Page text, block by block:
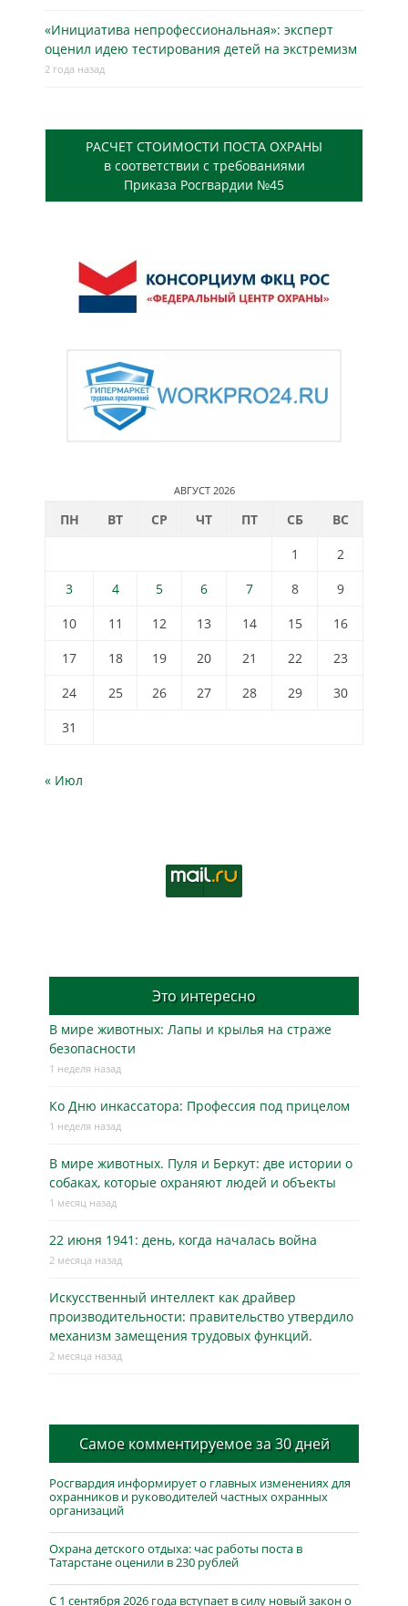
«Инициатива непрофессиональная»: эксперт
оценил идею тестирования детей на экстремизм
2 года назад
РАСЧЕТ СТОИМОСТИ ПОСТА ОХРАНЫ
в соответствии с требованиями
Приказа Росгвардии №45
АВГУСТ 2026
ПН ВТ СР ЧТ ПТ СБ
ВС
1
2
3
4 5 6 7 8
9
10
11 12 13 14 15
16
17
18 19 20 21 22
23
24
25 26 27 28 29
30
31
« Июл
Это интересно
В мире животных: Лапы и крылья на страже
безопасности
1 неделя назад
Ко Дню инкассатора: Профессия под прицелом
1 неделя назад
В мире животных. Пуля и Беркут: две истории о
собаках, которые охраняют людей и объекты
1 месяц назад
22 июня 1941: день, когда началась война
2 месяца назад
Искусственный интеллект как драйвер
производительности: правительство утвердило
механизм замещения трудовых функций.
2 месяца назад
Самое комментируемое за 30 дней
Росгвардия информирует о главных изменениях для
охранников и руководителей частных охранных
организаций
Охрана детского отдыха: час работы поста в
Татарстане оценили в 230 рублей
С 1 сентября 2026 года вступает в силу новый закон о